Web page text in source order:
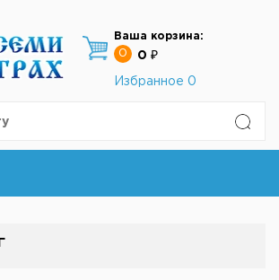
Ваша корзина:
0
0 ₽
Избранное 0